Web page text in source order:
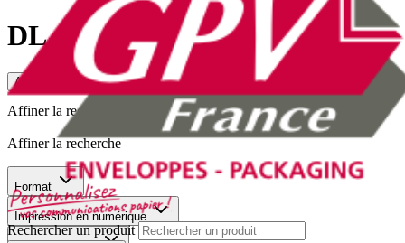
Rechercher un produit
DL
Affiner la recherche
Affiner la recherche
Affiner la recherche
Format
Impression en numérique